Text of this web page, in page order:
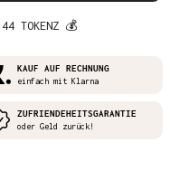
TOKENZ 💰
KAUF AUF RECHNUNG
einfach mit Klarna
ZUFRIENDEHEITSGARANTIE
oder Geld zurück!